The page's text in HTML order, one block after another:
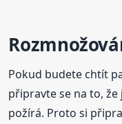
Pokud budete chtít
připravte se na to,
požírá. Proto si